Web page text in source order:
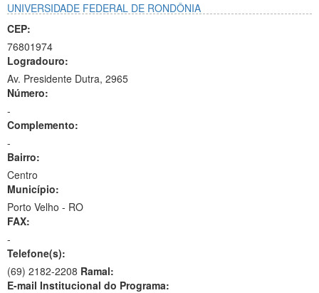
UNIVERSIDADE FEDERAL DE RONDÔNIA
CEP:
76801974
Logradouro:
Av. Presidente Dutra, 2965
Número:
-
Complemento:
-
Bairro:
Centro
Município:
Porto Velho - RO
FAX:
-
Telefone(s):
(69) 2182-2208 Ramal:
E-mail Institucional do Programa: